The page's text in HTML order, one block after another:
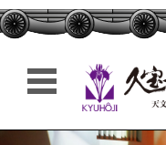
コンテンツに移動